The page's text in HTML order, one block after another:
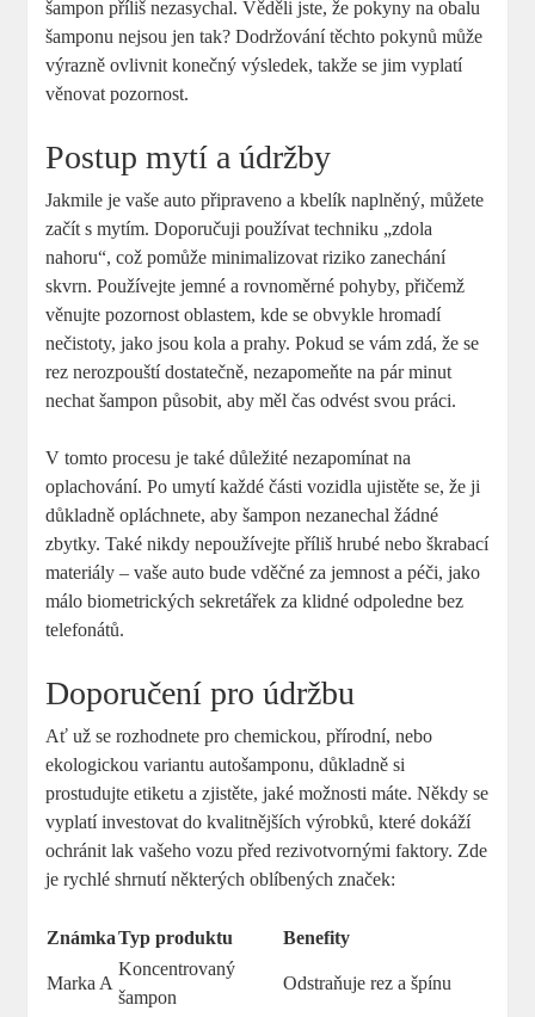
šampon příliš nezasychal. Věděli jste, že pokyny na obalu
šamponu nejsou jen tak? Dodržování těchto pokynů může
výrazně ovlivnit konečný výsledek, takže se jim vyplatí
věnovat pozornost.
Postup mytí a údržby
Jakmile je vaše auto připraveno a kbelík naplněný, můžete
začít s mytím. Doporučuji používat techniku „zdola
nahoru“, což pomůže minimalizovat riziko zanechání
skvrn. Používejte jemné a rovnoměrné pohyby, přičemž
věnujte pozornost oblastem, kde se obvykle hromadí
nečistoty, jako jsou kola a prahy. Pokud se vám zdá, že se
rez nerozpouští dostatečně, nezapomeňte na pár minut
nechat šampon působit, aby měl čas odvést svou práci.
V tomto procesu je také důležité nezapomínat na
oplachování. Po umytí každé části vozidla ujistěte se, že ji
důkladně opláchnete, aby šampon nezanechal žádné
zbytky. Také nikdy nepoužívejte příliš hrubé nebo škrabací
materiály – vaše auto bude vděčné za jemnost a péči, jako
málo biometrických sekretářek za klidné odpoledne bez
telefonátů.
Doporučení pro údržbu
Ať už se rozhodnete pro chemickou, přírodní, nebo
ekologickou variantu autošamponu, důkladně si
prostudujte etiketu a zjistěte, jaké možnosti máte. Někdy se
vyplatí investovat do kvalitnějších výrobků, které dokáží
ochránit lak vašeho vozu před rezivotvornými faktory. Zde
je rychlé shrnutí některých oblíbených značek:
Známka Typ produktu Benefity
Marka A
Koncentrovaný
šampon
Odstraňuje rez a špínu